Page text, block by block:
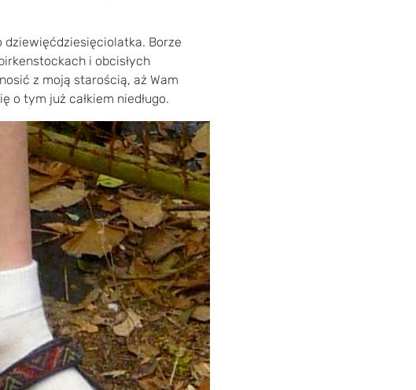
dziewięćdziesięciolatka. Borze
i obcisłych
z moją starością, aż Wam
o tym już całkiem niedługo.